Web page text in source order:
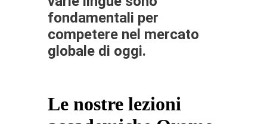
fondamentali per
competere nel mercato
globale di oggi.
Le nostre lezioni